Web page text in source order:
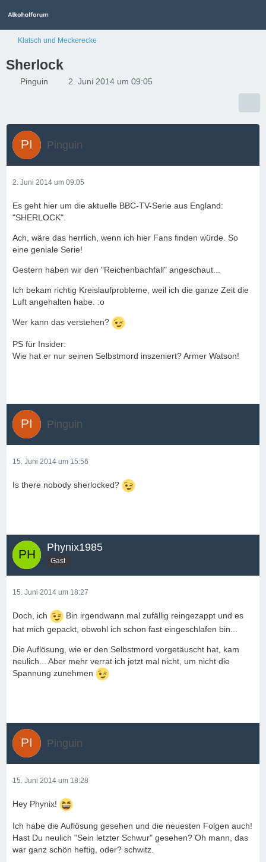
Klatsch und Meckerecke
Sherlock
Pinguin 2. Juni 2014 um 09:05
Pinguin
2. Juni 2014 um 09:05
Es geht hier um die aktuelle BBC-TV-Serie aus England:
"SHERLOCK".
Ach, wäre das herrlich, wenn ich hier Fans finden würde. So
eine geniale Serie!
Gestern haben wir den "Reichenbachfall" angeschaut...
Ich bekam richtig Kreislaufprobleme, weil ich die ganze Zeit die
Luft angehalten habe. :o
Wer kann das verstehen?
PS für Insider:
Wie hat er nur seinen Selbstmord inszeniert? Armer Watson!
Pinguin
15. Juni 2014 um 15:56
Is there nobody sherlocked?
Phynix1985
Gast
15. Juni 2014 um 18:27
Doch, ich
Bin irgendwann mal zufällig reingezappt und es
hat mich gepackt, obwohl ich schon fast eingeschlafen bin...
Die Auflösung, wie er den Selbstmord vorgetäuscht hat, kam
neulich... Aber mehr verrat ich jetzt mal nicht, um nicht die
Spannung zunehmen
Pinguin
15. Juni 2014 um 18:28
Hey Phynix!
Ich habe die Auflösung gesehen und die neuesten Folgen auch!
Hast Du neulich "Sein letzter Schwur" gesehen? Oh mann, das
war ganz schön heftig, oder? schwitz.